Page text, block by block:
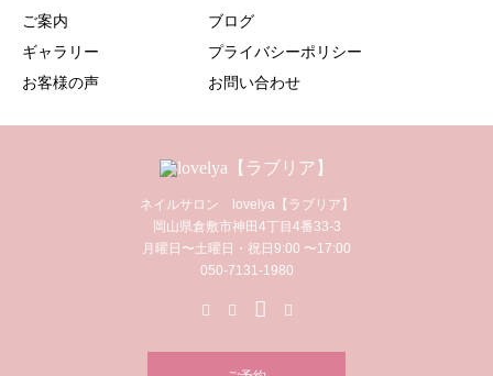
ご案内
ギャラリー
お客様の声
ブログ
プライバシーポリシー
お問い合わせ
ネイルサロン lovelya【ラブリア】
岡山県倉敷市神田4丁目4番33-3
月曜日〜土曜日・祝日9:00 〜17:00
050-7131-1980